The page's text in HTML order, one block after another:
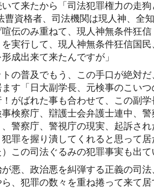
いて来たから「司法犯罪権力の走
曹資格者、司法機関は現人神、全
喧伝のみ重ねて、現人神無条件狂
実行して、現人神無条件狂信国
成出来て来たんですが」
トの普及でもう、この手口が絶対
ます「日大副学長、元検事のこい
がばれた事も合わせて、この副
事検察庁、辯護士会弁護士連中、
、警察庁、警視庁の現実、起訴さ
犯罪を握り潰してくれると思って
）この司法ぐるみの犯罪事実も出
悪、政治悪を糾弾する正義の司
、犯罪の数々を重ね捲って来て